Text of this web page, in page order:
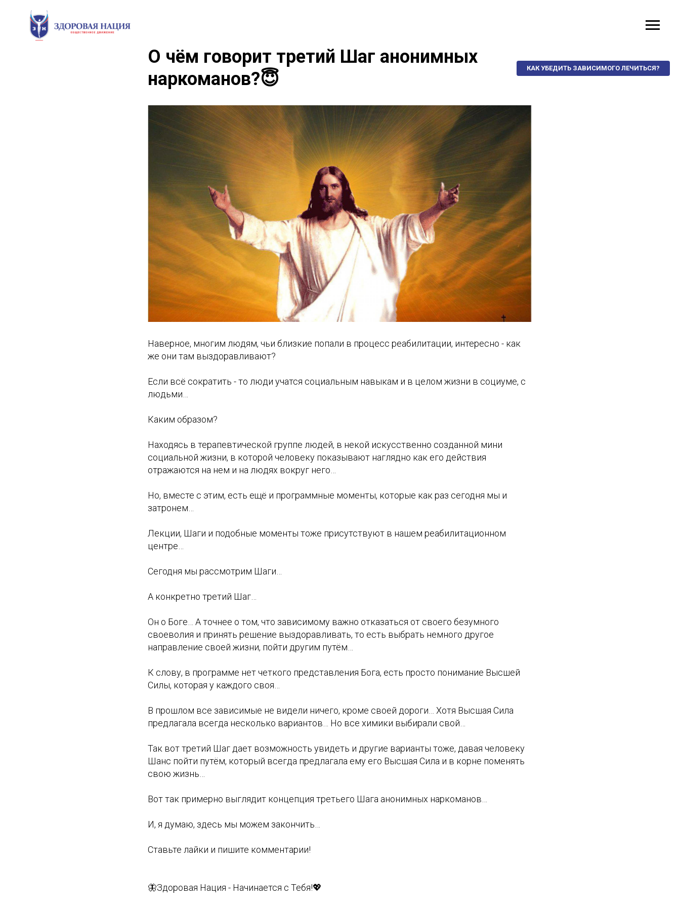
КАК УБЕДИТЬ ЗАВИСИМОГО ЛЕЧИТЬСЯ?
О чём говорит третий Шаг анонимных
наркоманов?😇
Наверное, многим людям, чьи близкие попали в процесс реабилитации, интересно - как
же они там выздоравливают?
Если всё сократить - то люди учатся социальным навыкам и в целом жизни в социуме, с
людьми…
Каким образом?
Находясь в терапевтической группе людей, в некой искусственно созданной мини
социальной жизни, в которой человеку показывают наглядно как его действия
отражаются на нем и на людях вокруг него…
Но, вместе с этим, есть ещё и программные моменты, которые как раз сегодня мы и
затронем…
Лекции, Шаги и подобные моменты тоже присутствуют в нашем реабилитационном
центре…
Сегодня мы рассмотрим Шаги…
А конкретно третий Шаг…
Он о Боге… А точнее о том, что зависимому важно отказаться от своего безумного
своеволия и принять решение выздоравливать, то есть выбрать немного другое
направление своей жизни, пойти другим путём…
К слову, в программе нет четкого представления Бога, есть просто понимание Высшей
Силы, которая у каждого своя…
В прошлом все зависимые не видели ничего, кроме своей дороги… Хотя Высшая Сила
предлагала всегда несколько вариантов… Но все химики выбирали свой…
Так вот третий Шаг дает возможность увидеть и другие варианты тоже, давая человеку
Шанс пойти путём, который всегда предлагала ему его Высшая Сила и в корне поменять
свою жизнь…
Вот так примерно выглядит концепция третьего Шага анонимных наркоманов…
И, я думаю, здесь мы можем закончить…
Ставьте лайки и пишите комментарии!
🦋Здоровая Нация - Начинается с Тебя!💖